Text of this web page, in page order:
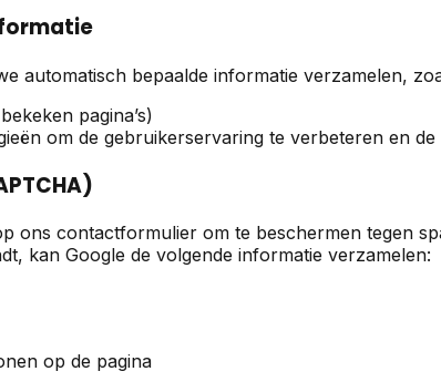
automatisch bepaalde informatie verzamelen,
pagina’s)
om de gebruikerservaring te verbeteren en
ons contactformulier om te beschermen tegen
kan Google de volgende informatie verzamelen:
op de pagina